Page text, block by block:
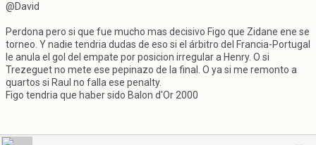
@David
Perdona pero si que fue mucho mas decisivo Figo que Zidane ene se
torneo. Y nadie tendria dudas de eso si el árbitro del Francia-Portugal
le anula el gol del empate por posicion irregular a Henry. O si
Trezeguet no mete ese pepinazo de la final. O ya si me remonto a
quartos si Raul no falla ese penalty.
Figo tendria que haber sido Balon d'Or 2000